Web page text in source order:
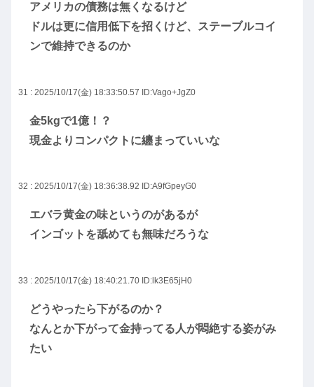
アメリカの債務は無くなるけど
ドルは更に信用低下を招くけど、ステーブルコイ
ンで維持できるのか
31 : 2025/10/17(金) 18:33:50.57 ID:Vago+JgZ0
金5kgで1億！？
現金よりコンパクトに纏まっていいな
32 : 2025/10/17(金) 18:36:38.92 ID:A9fGpeyG0
エバラ黄金の味というのがあるが
インゴットを舐めても無味だろうな
33 : 2025/10/17(金) 18:40:21.70 ID:lk3E65jH0
どうやったら下がるのか？
なんとか下がって金持ってる人が悶絶する姿がみ
たい